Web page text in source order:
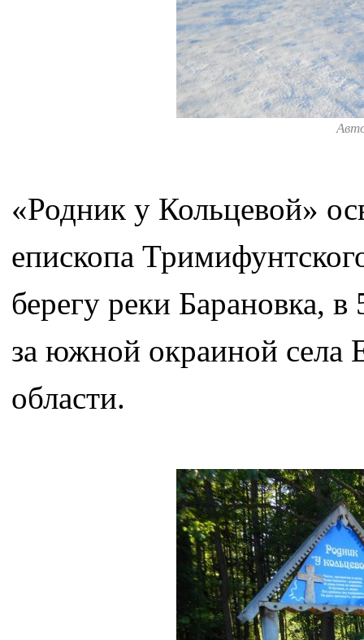
«Родник у Кольцевой»
епископа
берегу реки Барановка,
за южной окраиной
области.